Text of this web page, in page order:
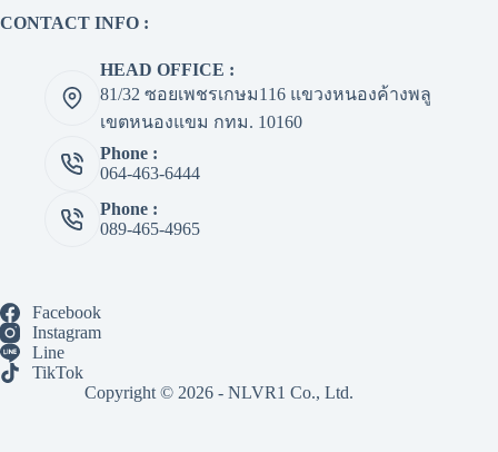
CONTACT INFO :
HEAD OFFICE :
81/32 ซอยเพชรเกษม116 แขวงหนองค้างพลู
เขตหนองแขม กทม. 10160
Phone :
064-463-6444
Phone :
089-465-4965
Facebook
Instagram
Line
TikTok
Copyright © 2026 - NLVR1 Co., Ltd.